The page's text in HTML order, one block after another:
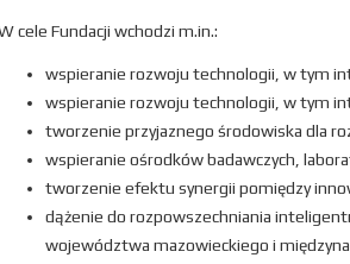
cele Fundacji wchodzi m.in.:
wspieranie rozwoju technologii, w tym
wspieranie rozwoju technologii, w tym
tworzenie przyjaznego środowiska dla
wspieranie ośrodków badawczych,
tworzenie efektu synergii pomiędzy
dążenie do rozpowszechniania
województwa mazowieckiego i